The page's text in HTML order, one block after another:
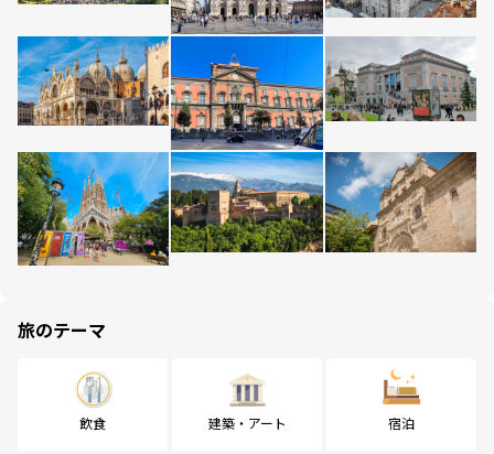
旅のテーマ
飲食 建築・アート 宿泊